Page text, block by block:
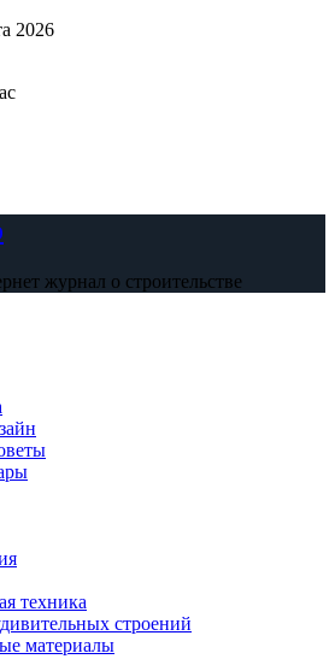
2026
журнал о строительстве
техника
строений
материалы